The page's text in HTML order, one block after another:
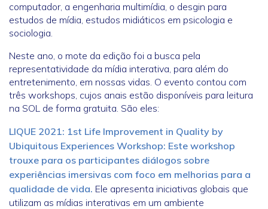
computador, a engenharia multimídia, o desgin para
estudos de mídia, estudos midiáticos em psicologia e
sociologia.
Neste ano, o mote da edição foi a busca pela
representatividade da mídia interativa, para além do
entretenimento, em nossas vidas. O evento contou com
três workshops, cujos anais estão disponíveis para leitura
na SOL de forma gratuita. São eles:
LIQUE 2021: 1st Life Improvement in Quality by
Ubiquitous Experiences Workshop: Este workshop
trouxe para os participantes diálogos sobre
experiências imersivas com foco em melhorias para a
qualidade de vida. Ele apresenta iniciativas globais que
utilizam as mídias interativas em um ambiente